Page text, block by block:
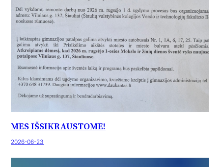
MES IŠSIKRAUSTOME!
2026-06-23